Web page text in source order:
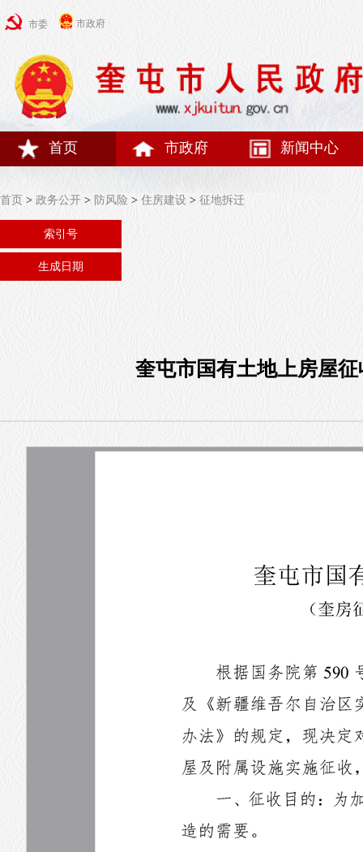
市委 市政府
首页 市政府 新闻中心
首页 > 政务公开 > 防风险 > 住房建设 > 征地拆迁
索引号
生成日期
奎屯市国有土地上房屋